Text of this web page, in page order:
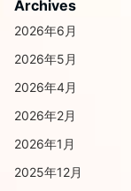
Archives
2026年6月
2026年5月
2026年4月
2026年2月
2026年1月
2025年12月